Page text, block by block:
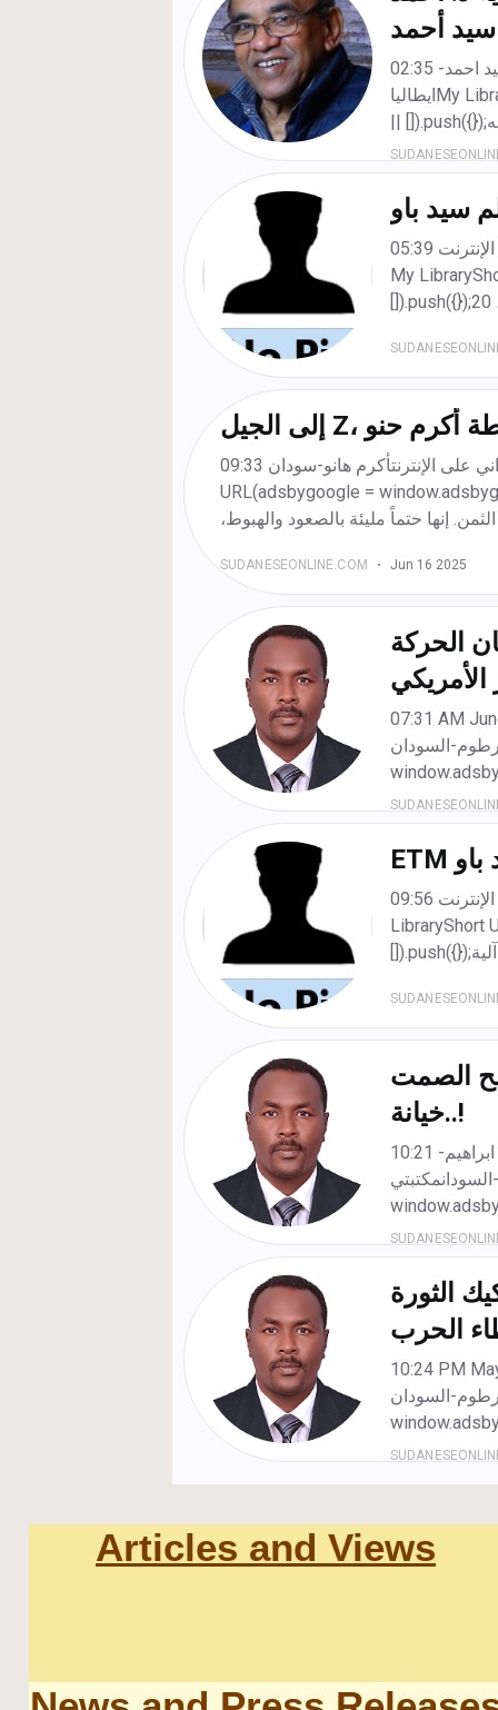
Articles and Views